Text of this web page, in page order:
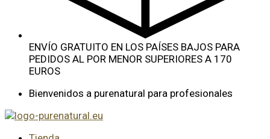
ENVÍO GRATUITO EN LOS PAÍSES BAJOS PARA
PEDIDOS AL POR MENOR SUPERIORES A 170
EUROS
Bienvenidos a purenatural para profesionales